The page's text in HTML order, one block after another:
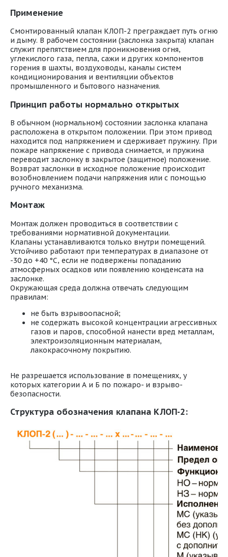
Применение
Смонтированный клапан КЛОП-2 преграждает путь огню
и дыму. В рабочем состоянии (заслонка закрыта) клапан
служит препятствием для проникновения огня,
углекислого газа, пепла, сажи и других компонентов
горения в шахты, воздуховоды, каналы систем
кондиционирования и вентиляции объектов
промышленного и бытового назначения.
Принцип работы нормально открытых
В обычном (нормальном) состоянии заслонка клапана
расположена в открытом положении. При этом привод
находится под напряжением и сдерживает пружину. При
пожаре напряжение с привода снимается, и пружина
переводит заслонку в закрытое (защитное) положение.
Возврат заслонки в исходное положение происходит
возобновлением подачи напряжения или с помощью
ручного механизма.
Монтаж
Монтаж должен проводиться в соответствии с
требованиями нормативной документации.
Клапаны устанавливаются только внутри помещений.
Устойчиво работают при температурах в диапазоне от
-30 до +40 °С, если не подвержены попаданию
атмосферных осадков или появлению конденсата на
заслонке.
Окружающая среда должна отвечать следующим
правилам:
не быть взрывоопасной;
не содержать высокой концентрации агрессивных
газов и паров, способной нанести вред металлам,
электроизоляционным материалам,
лакокрасочному покрытию.
Не разрешается использование в помещениях, у
которых категории А и Б по пожаро- и взрыво-
безопасности.
Структура обозначения клапана КЛОП-2: